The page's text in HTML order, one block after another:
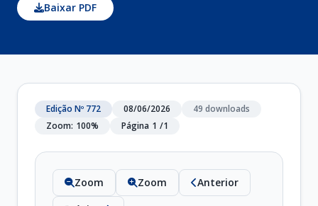
Baixar PDF
Edição Nº 772 08/06/2026
49 downloads
Zoom: 100% Página 1 /1
Zoom Zoom
Anterior